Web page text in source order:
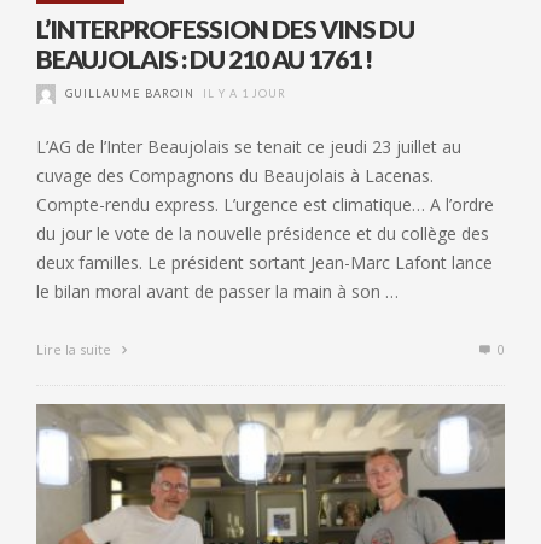
L’INTERPROFESSION DES VINS DU
BEAUJOLAIS : DU 210 AU 1761 !
GUILLAUME BAROIN IL Y A 1 JOUR
L’AG de l’Inter Beaujolais se tenait ce jeudi 23 juillet au
cuvage des Compagnons du Beaujolais à Lacenas.
Compte-rendu express. L’urgence est climatique… A l’ordre
du jour le vote de la nouvelle présidence et du collège des
deux familles. Le président sortant Jean-Marc Lafont lance
le bilan moral avant de passer la main à son …
Lire la suite 0